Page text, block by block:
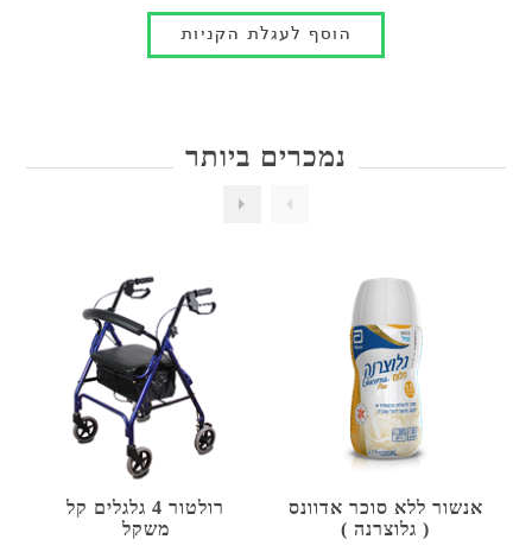
נמכרים ביותר
אנשור ללא סוכר אדוונס
( גלוצרנה )
רולטור 4 גלגלים קל
משקל